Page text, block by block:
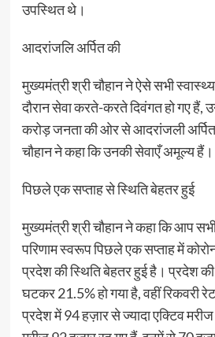
उपस्थित थे।
आदरांजलि अर्पित की
मुख्यमंत्री श्री चौहान ने ऐसे सभी स्वास्थ्य
दौरान सेवा करते-करते दिवंगत हो गए हैं,
करोड़ जनता की ओर से आदरांजली
चौहान ने कहा कि उनकी सेवाएँ अमूल्य हैं।
पिछले एक सप्ताह से स्थिति बेहतर हुई
मुख्यमंत्री श्री चौहान ने कहा कि आप
परिणाम स्वरूप पिछले एक सप्ताह में
प्रदेश की स्थिति बेहतर हुई है। प्रदेश की
घटकर 21.5% हो गया है, वहीं रिकवरी
प्रदेश में 94 हज़ार से ज्यादा एक्टिव